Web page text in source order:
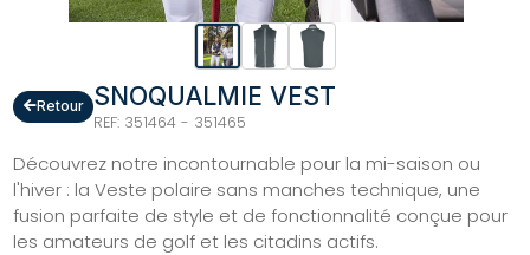
Retour SNOQUALMIE VEST
REF: 351464 - 351465
Découvrez notre incontournable pour la mi-saison ou
l'hiver : la Veste polaire sans manches technique, une
fusion parfaite de style et de fonctionnalité conçue pour
les amateurs de golf et les citadins actifs.